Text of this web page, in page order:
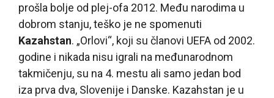
prošla bolje od plej-ofa 2012. Među narodima u
dobrom stanju, teško je ne spomenuti
Kazahstan. „Orlovi“, koji su članovi UEFA od 2002.
godine i nikada nisu igrali na međunarodnom
takmičenju, su na 4. mestu ali samo jedan bod
iza prva dva, Slovenije i Danske. Kazahstan je u